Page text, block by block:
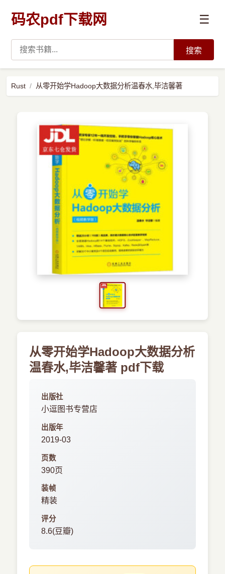
码农pdf下载网 ☰
预订书籍
搜索
Rust 从零开始学Hadoop大数据分析温春水,毕洁馨著
从零开始学Hadoop大数据分析
温春水,毕洁馨著 pdf下载
出版社
小逗图书专营店
出版年
2019-03
页数
390页
装帧
精装
评分
8.6(豆瓣)